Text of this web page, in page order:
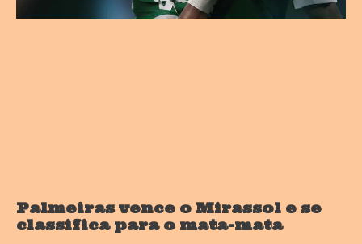
Palmeiras vence o Mirassol e se
classifica para o mata-mata